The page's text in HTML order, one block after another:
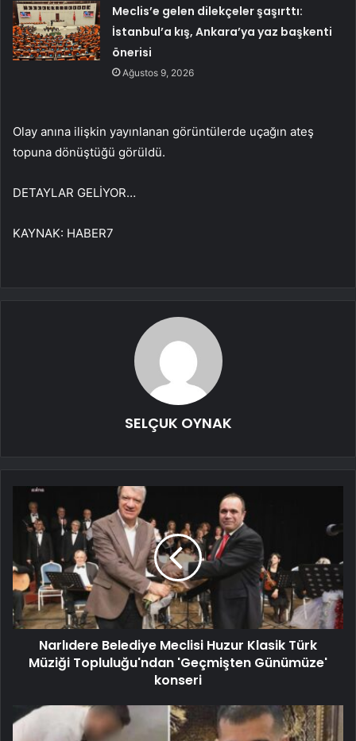
Meclis’e gelen dilekçeler şaşırttı:
İstanbul’a kış, Ankara’ya yaz başkenti
önerisi
Ağustos 9, 2026
Olay anına ilişkin yayınlanan görüntülerde uçağın ateş
topuna dönüştüğü görüldü.
DETAYLAR GELİYOR…
KAYNAK: HABER7
SELÇUK OYNAK
Narlıdere Belediye Meclisi Huzur Klasik Türk
Müziği Topluluğu'ndan 'Geçmişten Günümüze'
konseri